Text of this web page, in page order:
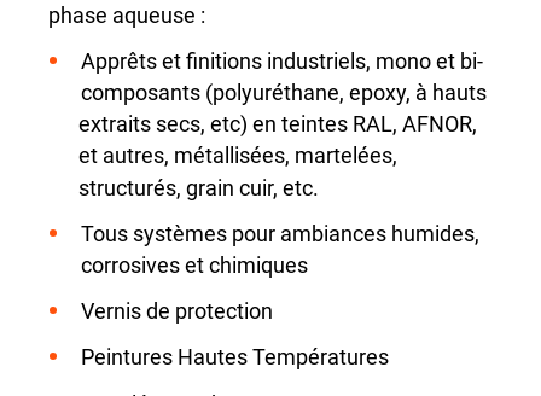
phase aqueuse :
Apprêts et finitions industriels, mono et bi-
composants (polyuréthane, epoxy, à hauts
extraits secs, etc) en teintes RAL, AFNOR,
et autres, métallisées, martelées,
structurés, grain cuir, etc.
Tous systèmes pour ambiances humides,
corrosives et chimiques
Vernis de protection
Peintures Hautes Températures